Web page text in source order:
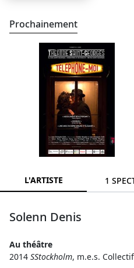
Prochainement
L'ARTISTE 1
Solenn Denis
Au théâtre
2014 SStockholm, m.e.s.